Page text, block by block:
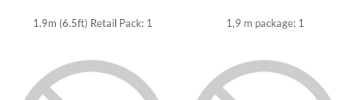
1.9m (6.5ft) Retail Pack: 1 1,9 m package: 1